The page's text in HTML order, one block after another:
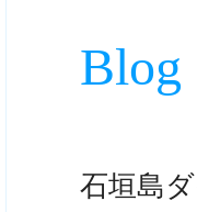
Blog
石垣島